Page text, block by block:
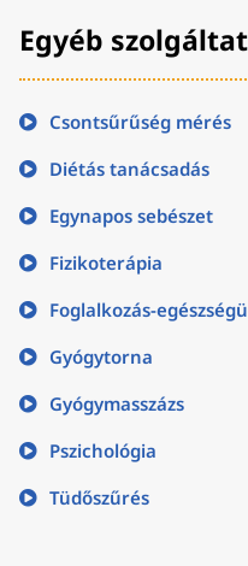
Egyéb
Csontsűrűség mérés
Diétás tanácsadás
Egynapos sebészet
Fizikoterápia
Foglalkozás-
Gyógytorna
Gyógymasszázs
Pszichológia
Tüdőszűrés